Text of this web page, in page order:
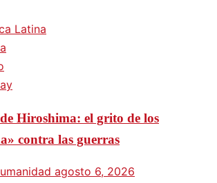
Latina
Hiroshima: el grito de los
contra las guerras
agosto 6, 2026